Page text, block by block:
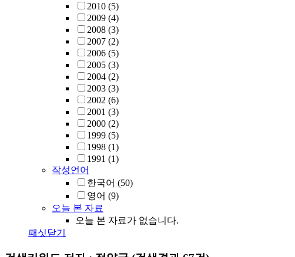
2010 (5)
2009 (4)
2008 (3)
2007 (2)
2006 (5)
2005 (3)
2004 (2)
2003 (3)
2002 (6)
2001 (3)
2000 (2)
1999 (5)
1998 (1)
1991 (1)
작성언어
한국어 (50)
영어 (9)
오늘 본 자료
오늘 본 자료가 없습니다.
패싯닫기